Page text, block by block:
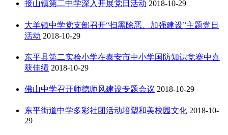
接山镇第二中学深入开展党日活动 2018-10-29
大羊镇中学党支部召开“扫黑除恶、加强建设”主题党日
活动 2018-10-29
东平县第二实验小学在泰安市中小学国防知识竞赛中喜
获佳绩 2018-10-29
佛山中学召开师德师风建设专题会议 2018-10-29
东平街道中学多彩社团活动培塑和美校园文化 2018-10-
29